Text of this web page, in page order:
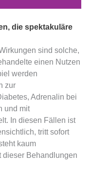
die spektakuläre
sind solche,
einen Nutzen
werden
zur
Adrenalin bei
und mit
In diesen Fällen ist
tritt sofort
kaum
dieser Behandlungen